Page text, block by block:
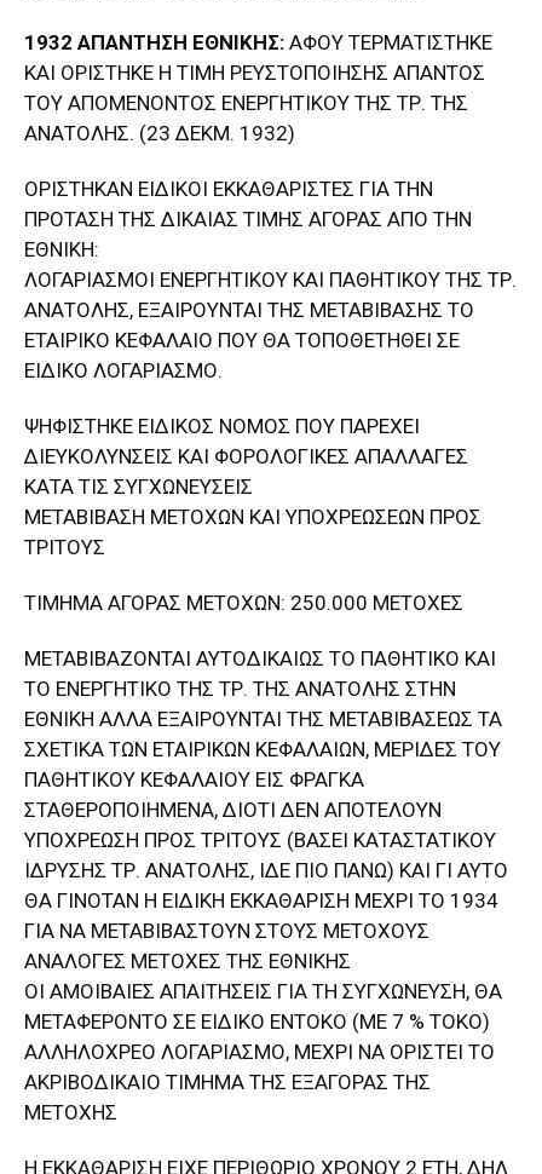
1932 ΑΠΑΝΤΗΣΗ ΕΘΝΙΚΗΣ: ΑΦΟΥ ΤΕΡΜΑΤΙΣΤΗΚΕ
ΚΑΙ ΟΡΙΣΤΗΚΕ Η ΤΙΜΗ ΡΕΥΣΤΟΠΟΙΗΣΗΣ ΑΠΑΝΤΟΣ
ΤΟΥ ΑΠΟΜΕΝΟΝΤΟΣ ΕΝΕΡΓΗΤΙΚΟΥ ΤΗΣ ΤΡ. ΤΗΣ
ΑΝΑΤΟΛΗΣ. (23 ΔΕΚΜ. 1932)
ΟΡΙΣΤΗΚΑΝ ΕΙΔΙΚΟΙ ΕΚΚΑΘΑΡΙΣΤΕΣ ΓΙΑ ΤΗΝ
ΠΡΟΤΑΣΗ ΤΗΣ ΔΙΚΑΙΑΣ ΤΙΜΗΣ ΑΓΟΡΑΣ ΑΠΟ ΤΗΝ
ΕΘΝΙΚΗ:
ΛΟΓΑΡΙΑΣΜΟΙ ΕΝΕΡΓΗΤΙΚΟΥ ΚΑΙ ΠΑΘΗΤΙΚΟΥ ΤΗΣ ΤΡ.
ΑΝΑΤΟΛΗΣ, ΕΞΑΙΡΟΥΝΤΑΙ ΤΗΣ ΜΕΤΑΒΙΒΑΣΗΣ ΤΟ
ΕΤΑΙΡΙΚΟ ΚΕΦΑΛΑΙΟ ΠΟΥ ΘΑ ΤΟΠΟΘΕΤΗΘΕΙ ΣΕ
ΕΙΔΙΚΟ ΛΟΓΑΡΙΑΣΜΟ.
ΨΗΦΙΣΤΗΚΕ ΕΙΔΙΚΟΣ ΝΟΜΟΣ ΠΟΥ ΠΑΡΕΧΕΙ
ΔΙΕΥΚΟΛΥΝΣΕΙΣ ΚΑΙ ΦΟΡΟΛΟΓΙΚΕΣ ΑΠΑΛΛΑΓΕΣ
ΚΑΤΑ ΤΙΣ ΣΥΓΧΩΝΕΥΣΕΙΣ
ΜΕΤΑΒΙΒΑΣΗ ΜΕΤΟΧΩΝ ΚΑΙ ΥΠΟΧΡΕΩΣΕΩΝ ΠΡΟΣ
ΤΡΙΤΟΥΣ
ΤΙΜΗΜΑ ΑΓΟΡΑΣ ΜΕΤΟΧΩΝ: 250.000 ΜΕΤΟΧΕΣ
ΜΕΤΑΒΙΒΑΖΟΝΤΑΙ ΑΥΤΟΔΙΚΑΙΩΣ ΤΟ ΠΑΘΗΤΙΚΟ ΚΑΙ
ΤΟ ΕΝΕΡΓΗΤΙΚΟ ΤΗΣ ΤΡ. ΤΗΣ ΑΝΑΤΟΛΗΣ ΣΤΗΝ
ΕΘΝΙΚΗ ΑΛΛΑ ΕΞΑΙΡΟΥΝΤΑΙ ΤΗΣ ΜΕΤΑΒΙΒΑΣΕΩΣ ΤΑ
ΣΧΕΤΙΚΑ ΤΩΝ ΕΤΑΙΡΙΚΩΝ ΚΕΦΑΛΑΙΩΝ, ΜΕΡΙΔΕΣ ΤΟΥ
ΠΑΘΗΤΙΚΟΥ ΚΕΦΑΛΑΙΟΥ ΕΙΣ ΦΡΑΓΚΑ
ΣΤΑΘΕΡΟΠΟΙΗΜΕΝΑ, ΔΙΟΤΙ ΔΕΝ ΑΠΟΤΕΛΟΥΝ
ΥΠΟΧΡΕΩΣΗ ΠΡΟΣ ΤΡΙΤΟΥΣ (ΒΑΣΕΙ ΚΑΤΑΣΤΑΤΙΚΟΥ
ΙΔΡΥΣΗΣ ΤΡ. ΑΝΑΤΟΛΗΣ, ΙΔΕ ΠΙΟ ΠΑΝΩ) ΚΑΙ ΓΙ ΑΥΤΟ
ΘΑ ΓΙΝΟΤΑΝ Η ΕΙΔΙΚΗ ΕΚΚΑΘΑΡΙΣΗ ΜΕΧΡΙ ΤΟ 1934
ΓΙΑ ΝΑ ΜΕΤΑΒΙΒΑΣΤΟΥΝ ΣΤΟΥΣ ΜΕΤΟΧΟΥΣ
ΑΝΑΛΟΓΕΣ ΜΕΤΟΧΕΣ ΤΗΣ ΕΘΝΙΚΗΣ
ΟΙ ΑΜΟΙΒΑΙΕΣ ΑΠΑΙΤΗΣΕΙΣ ΓΙΑ ΤΗ ΣΥΓΧΩΝΕΥΣΗ, ΘΑ
ΜΕΤΑΦΕΡΟΝΤΟ ΣΕ ΕΙΔΙΚΟ ΕΝΤΟΚΟ (ΜΕ 7 % ΤΟΚΟ)
ΑΛΛΗΛΟΧΡΕΟ ΛΟΓΑΡΙΑΣΜΟ, ΜΕΧΡΙ ΝΑ ΟΡΙΣΤΕΙ ΤΟ
ΑΚΡΙΒΟΔΙΚΑΙΟ ΤΙΜΗΜΑ ΤΗΣ ΕΞΑΓΟΡΑΣ ΤΗΣ
ΜΕΤΟΧΗΣ
Η ΕΚΚΑΘΑΡΙΣΗ ΕΙΧΕ ΠΕΡΙΘΩΡΙΟ ΧΡΟΝΟΥ 2 ΕΤΗ, ΔΗΛ